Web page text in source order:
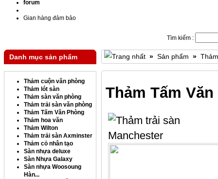
forum
Gian hàng đảm bảo
Tìm kiếm :
Danh mục sản phẩm
Thảm cuộn văn phòng
Thảm lót sàn
Thảm sàn văn phòng
Thảm trải sàn văn phòng
Thảm Tấm Văn Phòng
Thảm hoa văn
Thảm Wilton
Thảm trải sàn Axminster
Thảm cỏ nhân tạo
Sàn nhựa deluxe
Sàn Nhựa Galaxy
Sàn nhựa Woosoung
Hàn...
» Sản phẩm »
Thảm Tấm